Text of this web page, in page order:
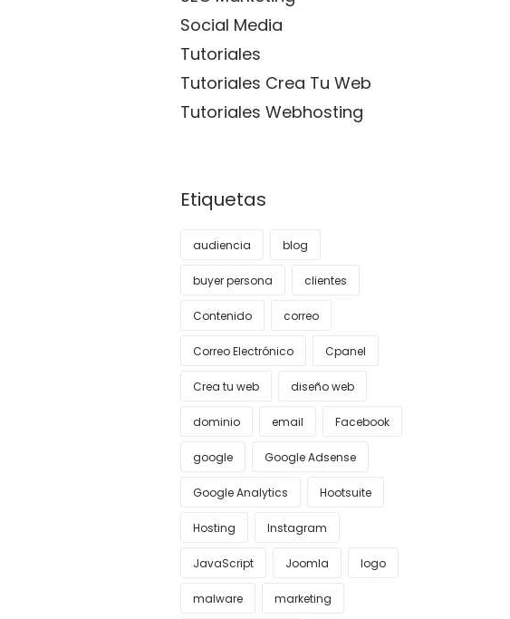
Social Media
Tutoriales
Tutoriales Crea Tu Web
Tutoriales Webhosting
Etiquetas
audiencia blog
buyer persona clientes
Contenido correo
Correo Electrónico Cpanel
Crea tu web diseño web
dominio email Facebook
google Google Adsense
Google Analytics Hootsuite
Hosting Instagram
JavaScript Joomla logo
malware marketing